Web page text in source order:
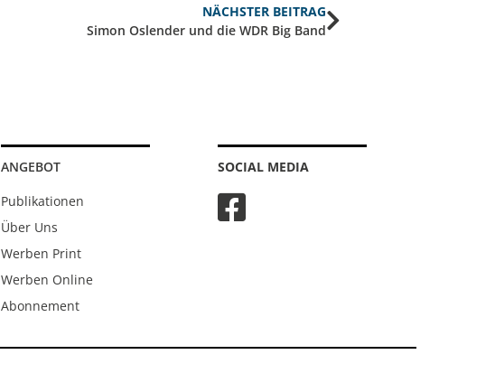
NÄCHSTER BEITRAG
Simon Oslender und die WDR Big Band
ANGEBOT
Publikationen
Über Uns
Werben Print
Werben Online
Abonnement
SOCIAL MEDIA